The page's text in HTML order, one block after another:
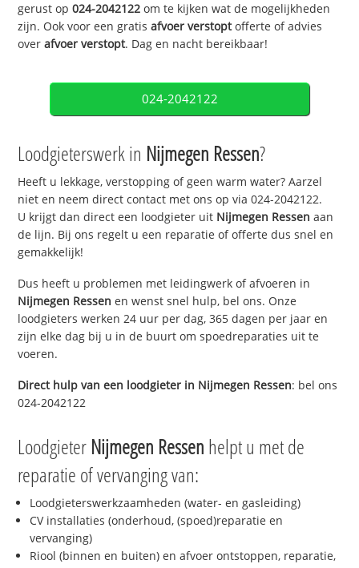
gerust op024-2042122 om te kijken wat de mogelijkheden
zijn. Ook voor een gratisafvoer verstoptofferte of advies
overafvoer verstopt. Dag en nacht bereikbaar!
024-2042122
Loodgieterswerk in Nijmegen Ressen?
Heeft u lekkage, verstopping of geen warm water? Aarzel
niet en neem direct contact met ons op via 024-2042122.
U krijgt dan direct een loodgieter uit Nijmegen Ressen aan
de lijn. Bij ons regelt u een reparatie of offerte dus snel en
gemakkelijk!
Dus heeft u problemen met leidingwerk of afvoeren in
Nijmegen Ressen en wenst snel hulp, bel ons. Onze
loodgieters werken 24 uur per dag, 365 dagen per jaar en
zijn elke dag bij u in de buurt om spoedreparaties uit te
voeren.
Direct hulp van een loodgieter in Nijmegen Ressen: bel ons
024-2042122
Loodgieter Nijmegen Ressen helpt u met de
reparatie of vervanging van:
Loodgieterswerkzaamheden (water- en gasleiding)
CV installaties (onderhoud, (spoed)reparatie en
vervanging)
Riool (binnen en buiten) en afvoer ontstoppen, reparatie,